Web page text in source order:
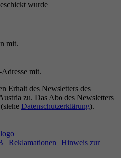
wurde
mit.
mit.
Erhalt des Newsletters des
zu. Das Abo des Newsletters
Datenschutzerklärung).
| Reklamationen | Hinweis zur